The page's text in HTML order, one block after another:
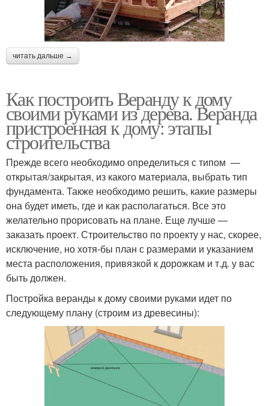
читать дальше →
Как построить Веранду к дому
своими руками из дерева. Веранда
пристроенная к дому: этапы
строительства
Прежде всего необходимо определиться с типом —
открытая/закрытая, из какого материала, выбрать тип
фундамента. Также необходимо решить, какие размеры
она будет иметь, где и как располагаться. Все это
желательно прорисовать на плане. Еще лучше —
заказать проект. Строительство по проекту у нас, скорее,
исключение, но хотя-бы план с размерами и указанием
места расположения, привязкой к дорожкам и т.д. у вас
быть должен.
Постройка веранды к дому своими руками идет по
следующему плану (строим из древесины):